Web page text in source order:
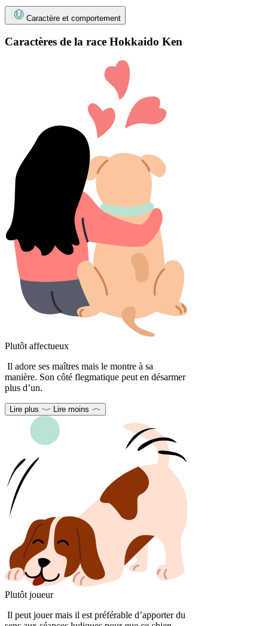
Caractère et comportement
Caractères de la race Hokkaido Ken
Plutôt affectueux
Il adore ses maîtres mais le montre à sa
manière. Son côté flegmatique peut en désarmer
plus d’un.
Lire plus Lire moins
Plutôt joueur
Il peut jouer mais il est préférable d’apporter du